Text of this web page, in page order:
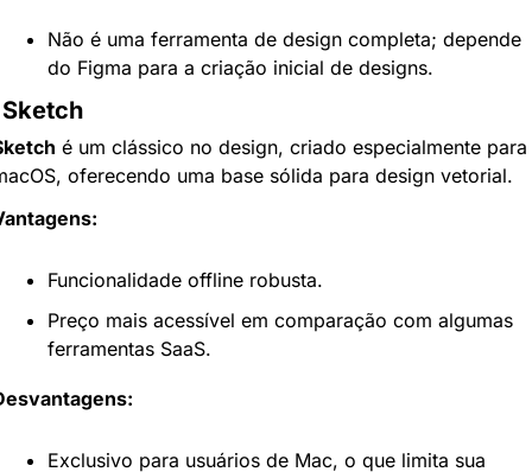
Não é uma ferramenta de design completa; depende
do Figma para a criação inicial de designs.
é um clássico no design, criado especialmente para
oferecendo uma base sólida para design vetorial.
Funcionalidade offline robusta.
Preço mais acessível em comparação com algumas
ferramentas SaaS.
Exclusivo para usuários de Mac, o que limita sua